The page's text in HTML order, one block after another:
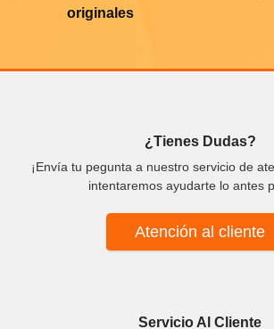
originales
¿Tienes Dudas?
¡Envía tu pegunta a nuestro servicio de
intentaremos ayudarte lo antes
Atención al cliente
Servicio Al Cliente